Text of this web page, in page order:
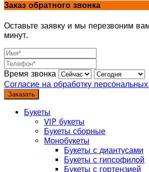
Заказ обратного звонка
Оставьте заявку и мы перезвоним
минут.
Время звонка
Согласие на обработку
Заказать
Букеты
VIP букеты
Букеты сборные
Монобукеты
Букеты с диантусами
Букеты с гипсофилой
Букеты с гортензией